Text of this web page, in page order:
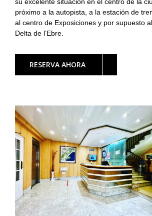
próximo a la autopista, a la estación de
al centro de Exposiciones y por supuesto al
Delta de l’Ebre.
RESERVA AHORA